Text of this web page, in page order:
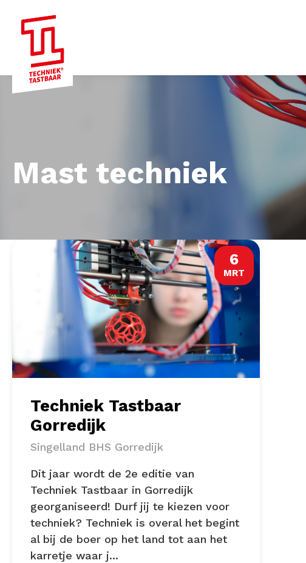
Mast techniek
6
MRT
Techniek Tastbaar
Gorredijk
Singelland BHS Gorredijk
Dit jaar wordt de 2e editie van
Techniek Tastbaar in Gorredijk
georganiseerd! Durf jij te kiezen voor
techniek? Techniek is overal het begint
al bij de boer op het land tot aan het
karretje waar j...